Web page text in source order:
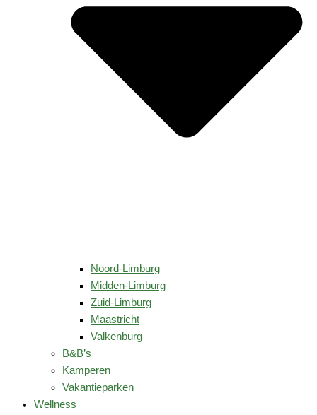
Noord-Limburg
Midden-Limburg
Zuid-Limburg
Maastricht
Valkenburg
B&B’s
Kamperen
Vakantieparken
Wellness